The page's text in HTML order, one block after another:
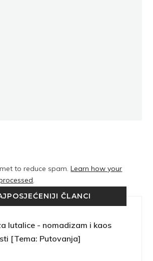
to reduce spam.Learn how your
.
ČLANCI
lutalice - nomadizam i kaos
[Tema: Putovanja]